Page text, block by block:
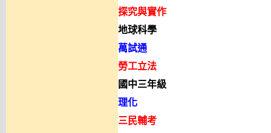
探究與實作
地球科學
萬試通
勞工立法
國中三年級
理化
三民輔考